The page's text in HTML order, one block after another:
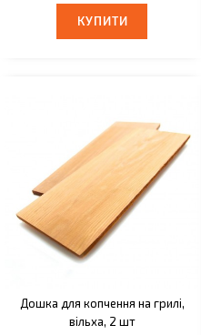
КУПИТИ
КУПИТИ
Дошка для копчення на грилі,
вільха, 2 шт